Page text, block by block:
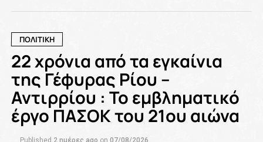
ΠΟΛΙΤΙΚΗ
22 χρόνια από τα εγκαίνια
της Γέφυρας Ρίου –
Αντιρρίου : Το εμβληματικό
έργο ΠΑΣΟΚ του 21ου αιώνα
Published 2 ημέρες ago on 07/08/2026